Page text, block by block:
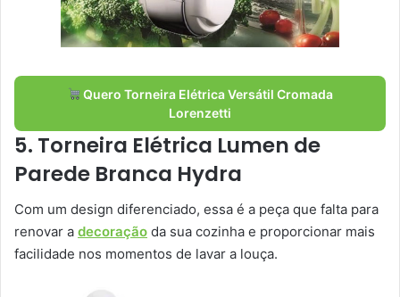
Quero Torneira Elétrica Versátil Cromada
Lorenzetti
5. Torneira Elétrica Lumen de
Parede Branca Hydra
Com um design diferenciado, essa é a peça que falta para
renovar a decoração da sua cozinha e proporcionar mais
facilidade nos momentos de lavar a louça.